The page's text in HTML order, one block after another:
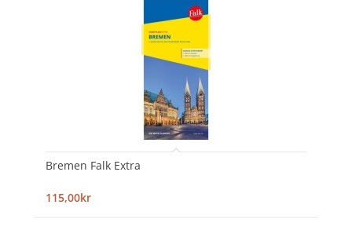
Bremen Falk Extra
115,00kr